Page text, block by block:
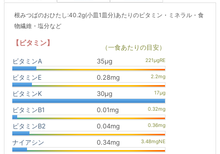
根みつばのおひたし:40.2g(小皿1皿分)あたりのビタミン・ミネラル・食
物繊維・塩分など
【ビタミン】
（一食あたりの目安）
ビタミンA
35μg
ビタミンE 0.28mg
ビタミンK 30μg
ビタミンB1 0.01mg
ビタミンB2 0.04mg
ナイアシン 0.34mg